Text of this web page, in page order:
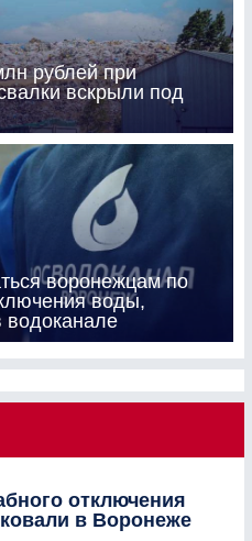
рублей при
вскрыли под
воронежцам по
воды,
водоканале
отключения
в Воронеже